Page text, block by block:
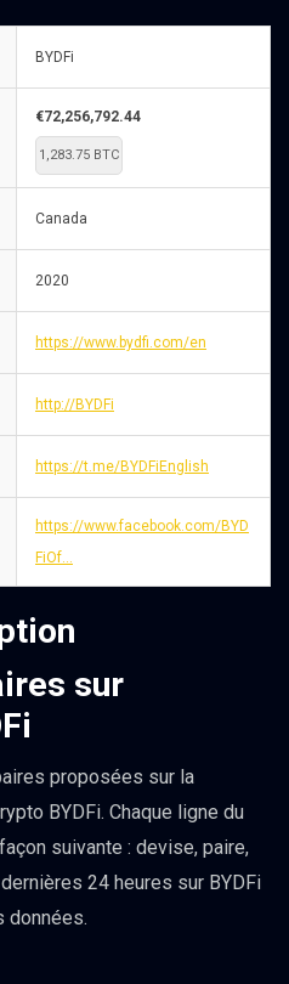
BYDFi
€72,256,792.44
1,283.75 BTC
Canada
2020
https://www.bydfi.com/en
http://BYDFi
https://t.me/BYDFiEnglish
https://www.facebook.com/BYD
FiOf...
sur
proposées sur la
BYDFi. Chaque ligne du
suivante : devise, paire,
24 heures sur BYDFi
données.